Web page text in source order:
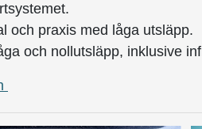
och praxis med låga utsläpp.
och nollutsläpp, inklusive